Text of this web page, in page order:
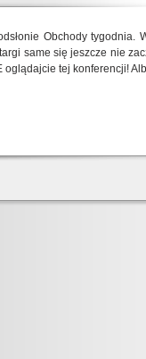
Obchody tygodnia.
same się jeszcze nie
oglądajcie tej konferencji!